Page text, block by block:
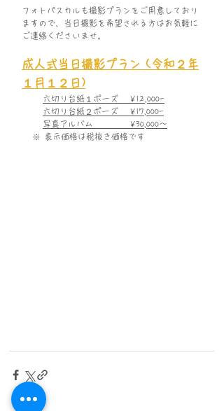
フォトパスカルも撮影プランをご用意しており
ますので、当日撮影を希望される方はお気軽に
ご連絡くださいませ。
成人式当日撮影プラン (令和２年
１月１２日)
六切り台紙１ポーズ　 ¥12,000-
六切り台紙２ポーズ　 ¥17,000-
写真アルバム　　　　 ¥30,000〜
   ※ 表示価格は税抜き価格です